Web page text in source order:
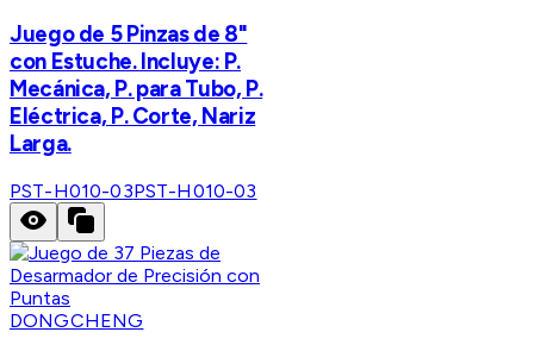
Juego de 5 Pinzas de 8"
con Estuche. Incluye: P.
Mecánica, P. para Tubo, P.
Eléctrica, P. Corte, Nariz
Larga.
PST-H010-03PST-H010-03
DONGCHENG